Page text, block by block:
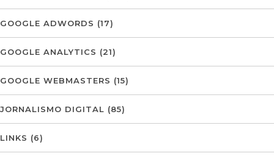
GOOGLE ADWORDS (17)
GOOGLE ANALYTICS (21)
GOOGLE WEBMASTERS (15)
JORNALISMO DIGITAL (85)
LINKS (6)